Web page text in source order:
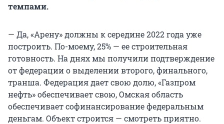
темпами.
— Да, «Арену» должны к середине 2022 года уже
построить. По-моему, 25% — ее строительная
готовность. На днях мы получили подтверждение
от федерации о выделении второго, финального,
транша. Федерация дает свою долю, «Газпром
нефть» обеспечивает свою, Омская область
обеспечивает софинансирование федеральным
деньгам. Объект строится — смотреть приятно.